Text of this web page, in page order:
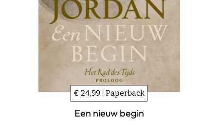
€ 24,99 | Paperback
Een nieuw begin